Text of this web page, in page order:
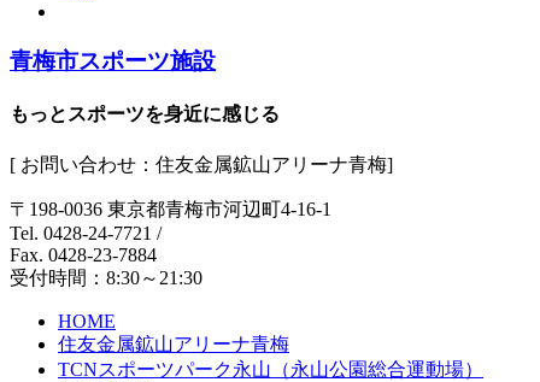
青梅市スポーツ施設
もっとスポーツを身近に感じる
[ お問い合わせ：住友金属鉱山アリーナ青梅]
〒198-0036 東京都青梅市河辺町4-16-1
Tel. 0428-24-7721 /
Fax. 0428-23-7884
受付時間：8:30～21:30
HOME
住友金属鉱山アリーナ青梅
TCNスポーツパーク永山（永山公園総合運動場）